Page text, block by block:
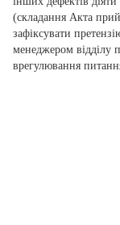
(складання Акта
зафіксувати
менеджером відділу
врегулювання